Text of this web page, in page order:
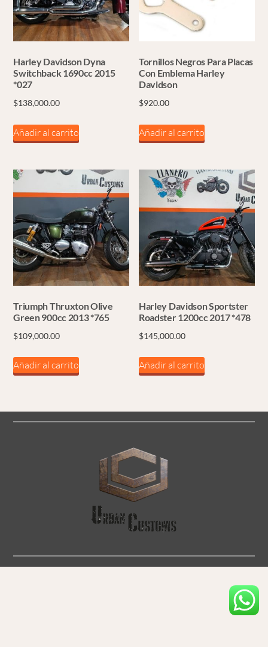
Harley Davidson Dyna
Switchback 1690cc 2015
*027
$138,000.00
Añadir al carrito
Tornillos Negros Para Placas
Con Emblema Harley
Davidson
$920.00
Añadir al carrito
Triumph Thruxton Olive
Green 900cc 2013 *765
$109,000.00
Añadir al carrito
Harley Davidson Sportster
Roadster 1200cc 2017 *478
$145,000.00
Añadir al carrito